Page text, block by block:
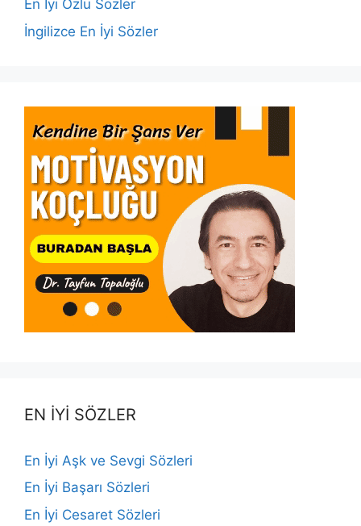
En İyi Özlü Sözler
İngilizce En İyi Sözler
EN İYİ SÖZLER
En İyi Aşk ve Sevgi Sözleri
En İyi Başarı Sözleri
En İyi Cesaret Sözleri